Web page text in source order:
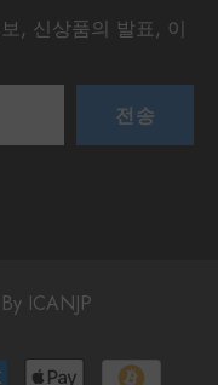
, 신상품의 발표, 이
전송
ICANJP